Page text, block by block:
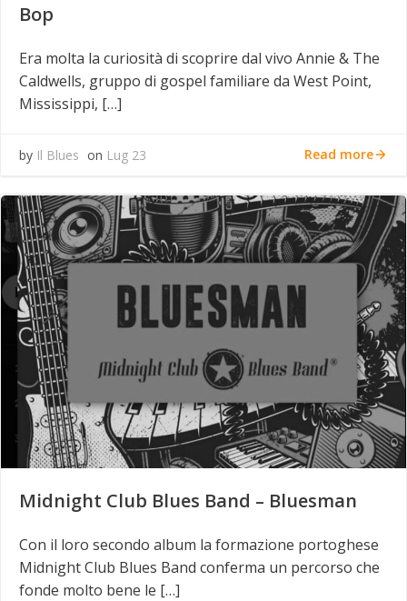
Bop
Era molta la curiosità di scoprire dal vivo Annie & The
Caldwells, gruppo di gospel familiare da West Point,
Mississippi, […]
by Il Blues on Lug 23 Read more
Midnight Club Blues Band – Bluesman
Con il loro secondo album la formazione portoghese
Midnight Club Blues Band conferma un percorso che
fonde molto bene le […]